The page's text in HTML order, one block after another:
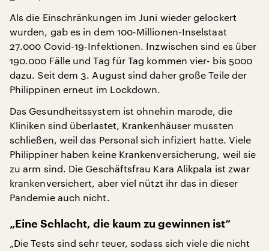
Als die Einschränkungen im Juni wieder gelockert
wurden, gab es in dem 100-Millionen-Inselstaat
27.000 Covid-19-Infektionen. Inzwischen sind es über
190.000 Fälle und Tag für Tag kommen vier- bis 5000
dazu. Seit dem 3. August sind daher große Teile der
Philippinen erneut im Lockdown.
Das Gesundheitssystem ist ohnehin marode, die
Kliniken sind überlastet, Krankenhäuser mussten
schließen, weil das Personal sich infiziert hatte. Viele
Philippiner haben keine Krankenversicherung, weil sie
zu arm sind. Die Geschäftsfrau Kara Alikpala ist zwar
krankenversichert, aber viel nützt ihr das in dieser
Pandemie auch nicht.
„Eine Schlacht, die kaum zu gewinnen ist“
„Die Tests sind sehr teuer, sodass sich viele die nicht